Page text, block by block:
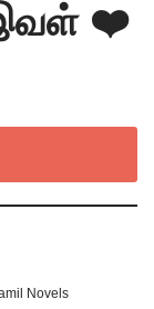
இவள் ❤️
Novels